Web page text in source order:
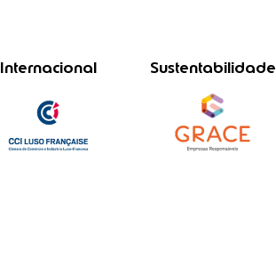
Internacional Sustentabilidade